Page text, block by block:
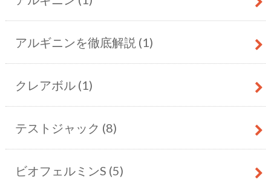
アルギニンを徹底解説 (1)
クレアボル (1)
テストジャック (8)
ビオフェルミンS (5)